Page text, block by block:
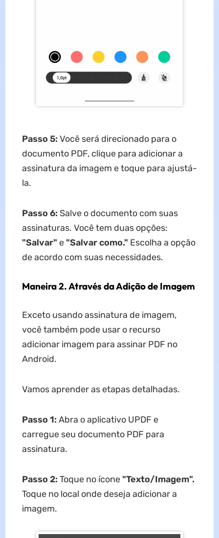
Passo 5: Você será direcionado para o
documento PDF, clique para adicionar a
assinatura da imagem e toque para ajustá-
la.
Passo 6: Salve o documento com suas
assinaturas. Você tem duas opções:
"Salvar" e "Salvar como." Escolha a opção
de acordo com suas necessidades.
Maneira 2. Através da Adição de Imagem
Exceto usando assinatura de imagem,
você também pode usar o recurso
adicionar imagem para assinar PDF no
Android.
Vamos aprender as etapas detalhadas.
Passo 1: Abra o aplicativo UPDF e
carregue seu documento PDF para
assinatura.
Passo 2: Toque no ícone "Texto/Imagem".
Toque no local onde deseja adicionar a
imagem.